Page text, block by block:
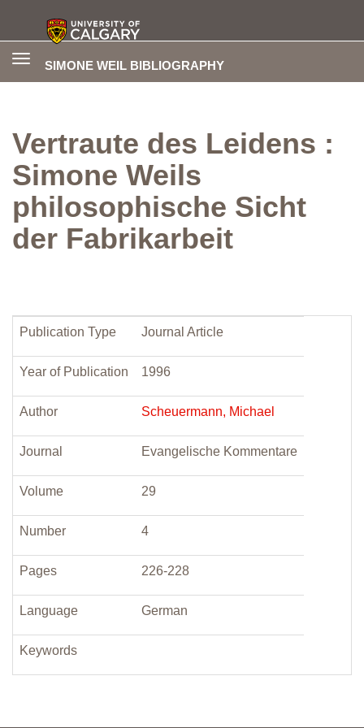
SIMONE WEIL BIBLIOGRAPHY
Toggle
Vertraute des Leidens :
Simone Weils
philosophische Sicht
der Fabrikarbeit
Publication Type Journal Article
Year of Publication 1996
Author Scheuermann, Michael
Journal Evangelische Kommentare
Volume 29
Number 4
Pages 226-228
Language German
Keywords